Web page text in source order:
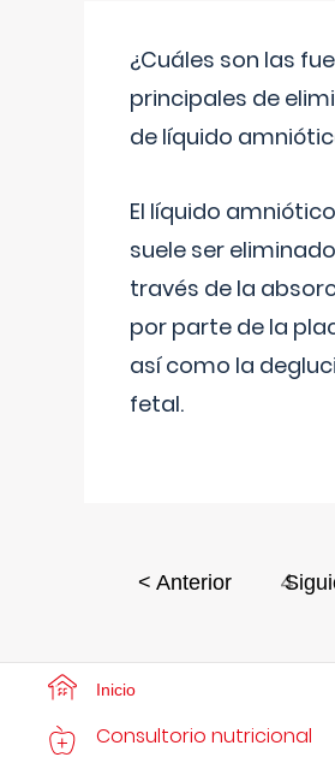
¿Cuáles son las
principales de
de líquido
El líquido
suele ser
través de la
por parte de la
así como la
fetal.
< Anterior 4
Inicio
Consultorio nutricional